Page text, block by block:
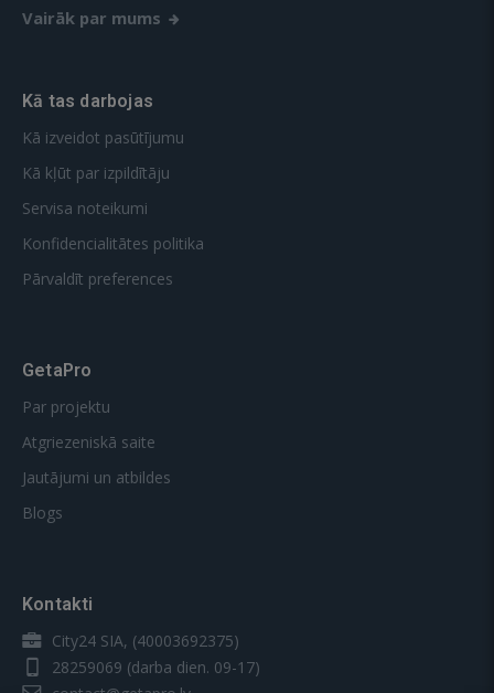
Vairāk par mums
Kā tas darbojas
Kā izveidot pasūtījumu
Kā kļūt par izpildītāju
Servisa noteikumi
Konfidencialitātes politika
Pārvaldīt preferences
GetaPro
Par projektu
Atgriezeniskā saite
Jautājumi un atbildes
Blogs
Kontakti
City24 SIA, (40003692375)
28259069 (darba dien. 09-17)